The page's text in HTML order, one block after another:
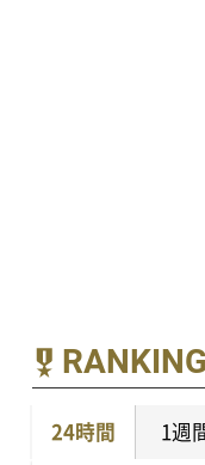
RANKING
24時間 1週